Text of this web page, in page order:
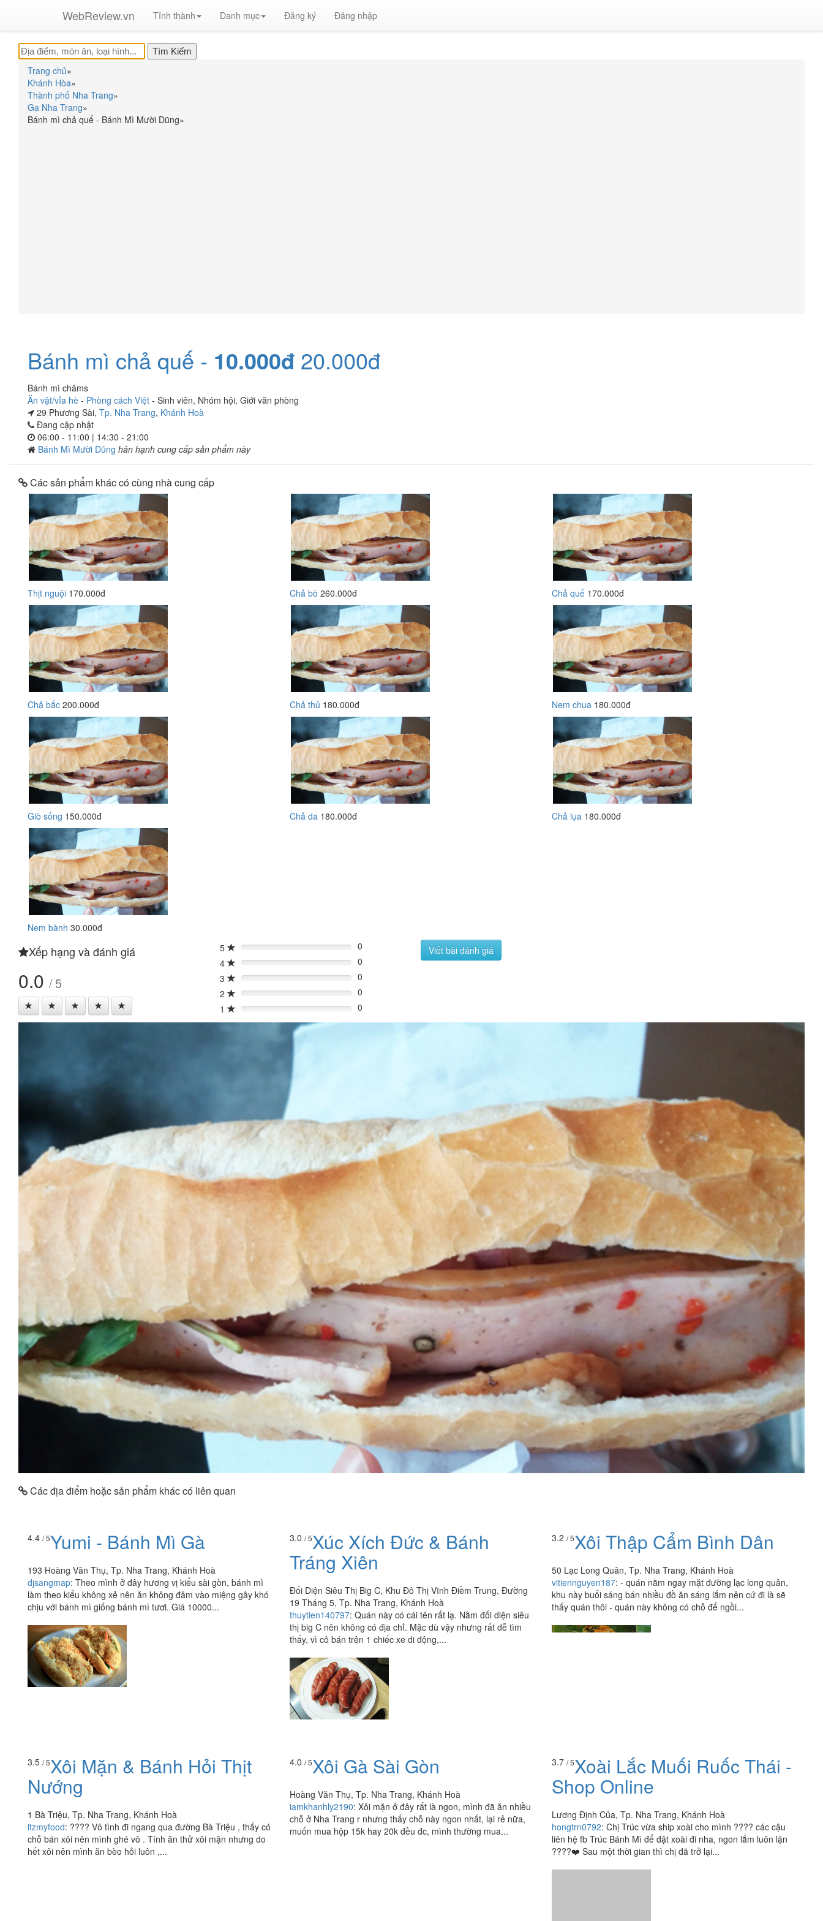
WebReview.vn Tỉnh thành Danh mục Đăng ký Đăng nhập
Trang chủ»
Khánh Hòa»
Thành phố Nha Trang»
Ga Nha Trang»
Bánh mì chả quế - Bánh Mì Mười Dũng»
Bánh mì chả quế - 10.000đ 20.000đ
Bánh mì châms
Ăn vặt/vỉa hè - Phòng cách Việt - Sinh viên, Nhóm hội, Giới văn phòng
29 Phương Sài, Tp. Nha Trang, Khánh Hoà
Đang cập nhật
06:00 - 11:00 | 14:30 - 21:00
Bánh Mì Mười Dũng hân hạnh cung cấp sản phẩm này
Các sản phẩm khác có cùng nhà cung cấp
Thịt nguội 170.000đ Chả bò 260.000đ Chả quế 170.000đ
Chả bắc 200.000đ Chả thủ 180.000đ Nem chua 180.000đ
Giò sống 150.000đ Chả da 180.000đ Chả lụa 180.000đ
Nem bành 30.000đ
Xếp hạng và đánh giá
0.0 / 5
5 0%
0
4
0%
0
3
0%
0
2
0%
0
1
0% 0
Viết bài đánh giá
Các địa điểm hoặc sản phẩm khác có liên quan
4.4 / 5Yumi - Bánh Mì Gà
193 Hoàng Văn Thụ, Tp. Nha Trang, Khánh Hoà
djsangmap: Theo mình ở đây hương vị kiểu sài gòn, bánh mì
làm theo kiểu không xẻ nên ăn không đâm vào miệng gây khó
chịu với bánh mì giống bánh mì tươi. Giá 10000...
3.0 / 5Xúc Xích Đức & Bánh
Tráng Xiên
Đối Diện Siêu Thị Big C, Khu Đô Thị Vĩnh Điềm Trung, Đường
19 Tháng 5, Tp. Nha Trang, Khánh Hoà
thuytien140797: Quán này có cái tên rất lạ. Nằm đối diện siêu
thị big C nên không có địa chỉ. Mặc dù vậy nhưng rất dễ tìm
thấy, vì cô bán trên 1 chiếc xe di động,...
3.2 / 5Xôi Thập Cẩm Bình Dân
50 Lạc Long Quân, Tp. Nha Trang, Khánh Hoà
vitiennguyen187: - quán nằm ngay mặt đường lạc long quân,
khu này buổi sáng bán nhiều đồ ăn sáng lắm nên cứ đi là sẽ
thấy quán thôi - quán này không có chỗ để ngồi...
3.5 / 5Xôi Mặn & Bánh Hỏi Thịt
Nướng
1 Bà Triệu, Tp. Nha Trang, Khánh Hoà
itzmyfood: ???? Vô tình đi ngang qua đường Bà Triệu , thấy có
chỗ bán xôi nên mình ghé vô . Tính ăn thử xôi mặn nhưng do
hết xôi nên mình ăn bèo hỏi luôn ,...
4.0 / 5Xôi Gà Sài Gòn
Hoàng Văn Thụ, Tp. Nha Trang, Khánh Hoà
iamkhanhly2190: Xôi mặn ở đây rất là ngon, mình đã ăn nhiều
chỗ ở Nha Trang r nhưng thấy chỗ này ngon nhất, lại rẻ nữa,
muốn mua hộp 15k hay 20k đều đc, mình thường mua...
3.7 / 5Xoài Lắc Muối Ruốc Thái -
Shop Online
Lương Định Của, Tp. Nha Trang, Khánh Hoà
hongtrn0792: Chị Trúc vừa ship xoài cho mình ???? các cậu
liên hệ fb Trúc Bánh Mì để đặt xoài đi nha, ngon lắm luôn lận
????❤️ Sau một thời gian thì chị đã trở lại...